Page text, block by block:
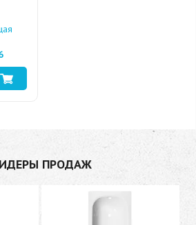
ПРОДАЖ